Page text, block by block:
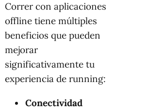
Correr con aplicaciones
offline tiene múltiples
beneficios que pueden
mejorar
significativamente tu
experiencia de running:
Conectividad